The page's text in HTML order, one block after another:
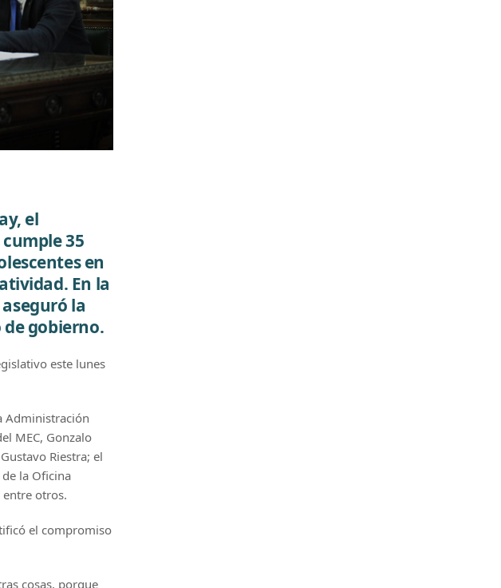
el
35
en
En la
la
gobierno.
este lunes
Administración
MEC, Gonzalo
Riestra; el
la Oficina
entre otros.
el compromiso
cosas, porque